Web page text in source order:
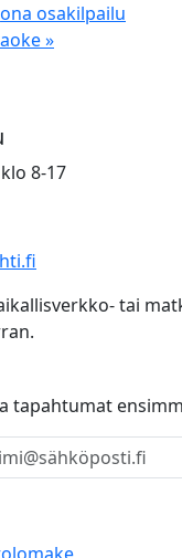
osakilpailu
»
8-17
tai
tapahtumat